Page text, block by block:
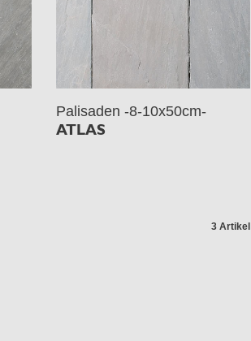
Palisaden -8-10x50cm-
ATLAS
3 Artikel